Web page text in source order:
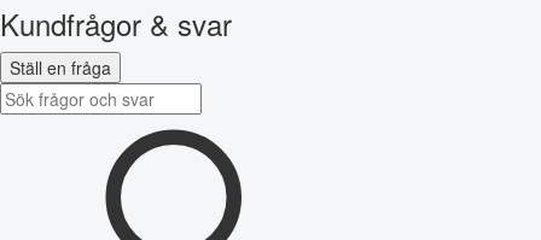
Kundfrågor & svar
Ställ en fråga